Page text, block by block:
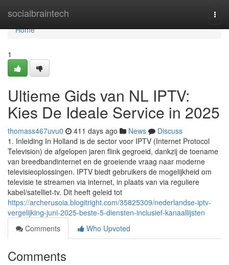
socialbraintech
Home
Home
1
Ultieme Gids van NL IPTV:
Kies De Ideale Service in 2025
thomass467uvu0 411 days ago News
Discuss
1. Inleiding In Holland is de sector voor IPTV (Internet Protocol
Television) de afgelopen jaren flink gegroeid, dankzij de toename
van breedbandinternet en de groeiende vraag naar moderne
televisieoplossingen. IPTV biedt gebruikers de mogelijkheid om
televisie te streamen via internet, in plaats van via reguliere
kabel/satelliet-tv. Dit heeft geleid tot
https://archerusoia.blogitright.com/35825309/nederlandse-iptv-
vergelijking-juni-2025-beste-5-diensten-inclusief-kanaallijsten
Comments
Who Upvoted
Comments